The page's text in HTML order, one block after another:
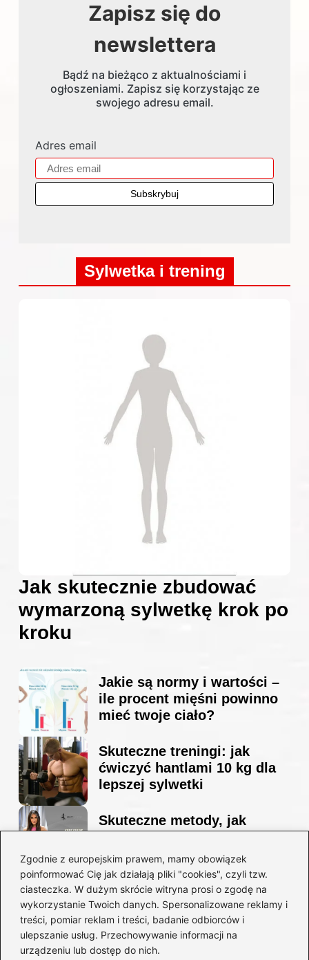
Zgodnie z europejskim prawem, mamy obowiązek
poinformować Cię jak działają pliki "cookies", czyli tzw.
ciasteczka. W dużym skrócie witryna prosi o zgodę na
wykorzystanie Twoich danych. Spersonalizowane reklamy i
treści, pomiar reklam i treści, badanie odbiorców i
ulepszanie usług. Przechowywanie informacji na
urządzeniu lub dostęp do nich.
Zapisz się do
newslettera
Bądź na bieżąco z aktualnościami i
ogłoszeniami. Zapisz się korzystając ze
swojego adresu email.
Adres email
Sylwetka i trening
Jak skutecznie zbudować
wymarzoną sylwetkę krok po
kroku
Jakie są normy i wartości –
ile procent mięśni powinno
mieć twoje ciało?
Skuteczne treningi: jak
ćwiczyć hantlami 10 kg dla
lepszej sylwetki
Skuteczne metody, jak
sylwetkę w zaledwie 90 dni
Idealny garnitur: jak dobrać
go do swojej sylwetki?